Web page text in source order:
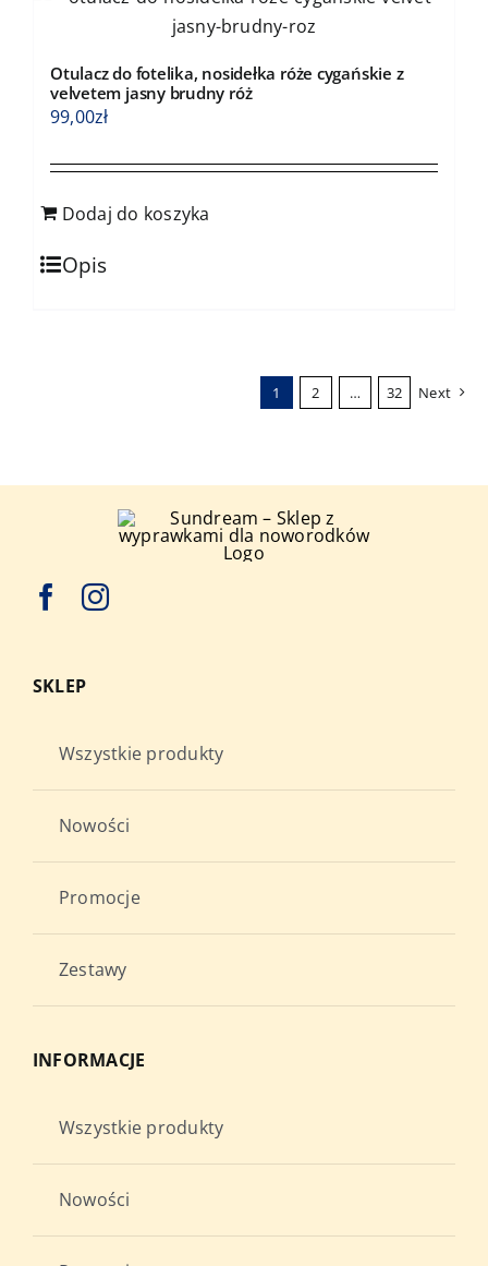
Otulacz do fotelika, nosidełka róże cygańskie z
velvetem jasny brudny róż
99,00zł
Dodaj do koszyka
Opis
1 2 … 32 Next
SKLEP
Wszystkie produkty
Nowości
Promocje
Zestawy
INFORMACJE
Wszystkie produkty
Nowości